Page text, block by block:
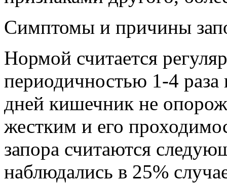
Симптомы и причины
Нормой считается
периодичностью 1-4 раза
дней кишечник не
жестким и его
запора считаются
наблюдались в 25%